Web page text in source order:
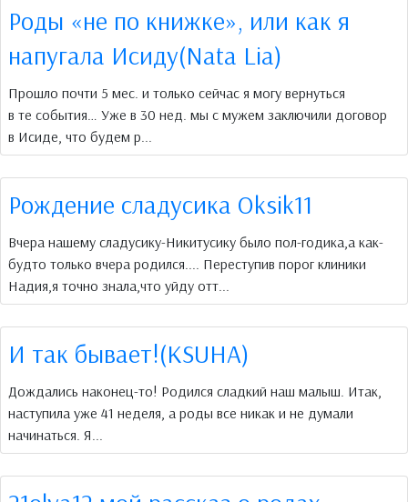
Роды «не по книжке», или как я
напугала Исиду(Nata Lia)
Прошло почти 5 мес. и только сейчас я могу вернуться
в те события… Уже в 30 нед. мы с мужем заключили договор
в Исиде, что будем р...
Рождение сладусика Oksik11
Вчера нашему сладусику-Никитусику было пол-годика,а как-
будто только вчера родился.... Переступив порог клиники
Надия,я точно знала,что уйду отт...
И так бывает!(KSUHA)
Дождались наконец-то! Родился сладкий наш малыш. Итак,
наступила уже 41 неделя, а роды все никак и не думали
начинаться. Я...